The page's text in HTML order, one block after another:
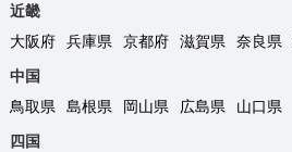
近畿
大阪府
兵庫県 京都府 滋賀県 奈良県
中国
鳥取県
島根県 岡山県 広島県
山口県
四国